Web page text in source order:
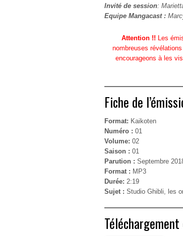
Invité de session:
Equipe Mangacast :
Attention !! Les
nombreuses
encourageons à les
Fiche de
Format: Kaikoten
Numéro : 01
Volume: 02
Saison : 01
Parution : Septembre
Format : MP3
Durée: 2:19
Sujet : Studio Ghibli, les